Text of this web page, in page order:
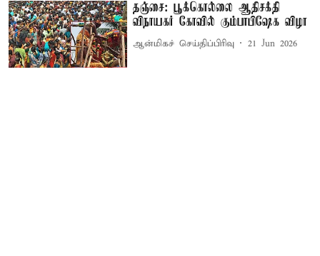
தஞ்சை: பூக்கொல்லை ஆதிசக்தி
விநாயகர் கோவில் கும்பாபிஷேக விழா
ஆன்மிகச் செய்திப்பிரிவு 21 Jun 2026